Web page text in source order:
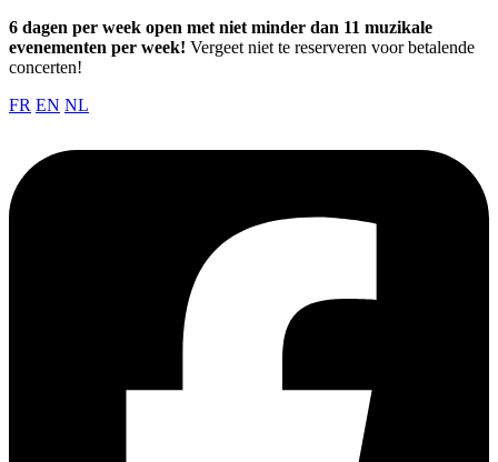
6 dagen per week open met niet minder dan 11 muzikale
evenementen per week! Vergeet niet te reserveren voor betalende
concerten!
FR EN NL